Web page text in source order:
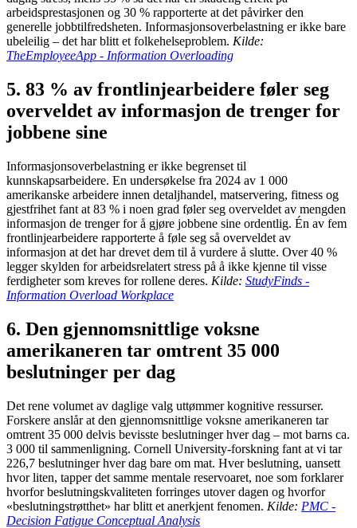
arbeidsprestasjonen og 30 % rapporterte at det påvirker den
generelle jobbtilfredsheten. Informasjonsoverbelastning er ikke bare
ubeleilig – det har blitt et folkehelseproblem. Kilde:
TheEmployeeApp - Information Overloading
5. 83 % av frontlinjearbeidere føler seg
overveldet av informasjon de trenger for
jobbene sine
Informasjonsoverbelastning er ikke begrenset til
kunnskapsarbeidere. En undersøkelse fra 2024 av 1 000
amerikanske arbeidere innen detaljhandel, matservering, fitness og
gjestfrihet fant at 83 % i noen grad føler seg overveldet av mengden
informasjon de trenger for å gjøre jobbene sine ordentlig. Én av fem
frontlinjearbeidere rapporterte å føle seg så overveldet av
informasjon at det har drevet dem til å vurdere å slutte. Over 40 %
legger skylden for arbeidsrelatert stress på å ikke kjenne til visse
ferdigheter som kreves for rollene deres. Kilde: StudyFinds -
Information Overload Workplace
6. Den gjennomsnittlige voksne
amerikaneren tar omtrent 35 000
beslutninger per dag
Det rene volumet av daglige valg uttømmer kognitive ressurser.
Forskere anslår at den gjennomsnittlige voksne amerikaneren tar
omtrent 35 000 delvis bevisste beslutninger hver dag – mot barns ca.
3 000 til sammenligning. Cornell University-forskning fant at vi tar
226,7 beslutninger hver dag bare om mat. Hver beslutning, uansett
hvor liten, tapper det samme mentale reservoaret, noe som forklarer
hvorfor beslutningskvaliteten forringes utover dagen og hvorfor
«beslutningstrøtthet» har blitt et anerkjent fenomen. Kilde: PMC -
Decision Fatigue Conceptual Analysis